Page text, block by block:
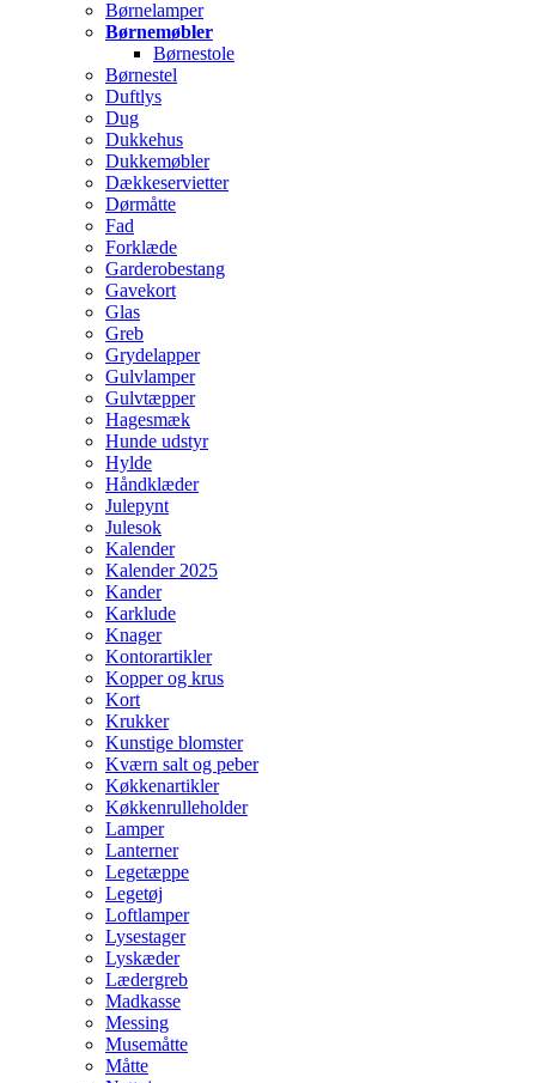
Børnelamper
Børnemøbler
Børnestole
Børnestel
Duftlys
Dug
Dukkehus
Dukkemøbler
Dækkeservietter
Dørmåtte
Fad
Forklæde
Garderobestang
Gavekort
Glas
Greb
Grydelapper
Gulvlamper
Gulvtæpper
Hagesmæk
Hunde udstyr
Hylde
Håndklæder
Julepynt
Julesok
Kalender
Kalender 2025
Kander
Karklude
Knager
Kontorartikler
Kopper og krus
Kort
Krukker
Kunstige blomster
Kværn salt og peber
Køkkenartikler
Køkkenrulleholder
Lamper
Lanterner
Legetæppe
Legetøj
Loftlamper
Lysestager
Lyskæder
Lædergreb
Madkasse
Messing
Musemåtte
Måtte